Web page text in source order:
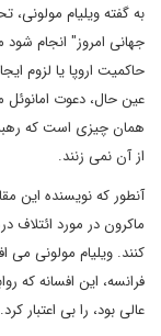
جهانی امروز" انجام
حاکمیت اروپا یا لزوم
عین حال، دعوت
همان چیزی است که
از آن نمی زنند.
آنطور که نویسنده این
ماکرون در مورد ائتلاف
کنند. ویلیام مولونی می
فرانسه، این افسانه که
عالی بود، را بی اعتبار کرد.